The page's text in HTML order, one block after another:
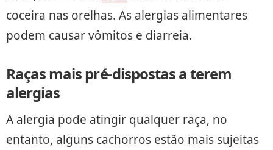
coceira nas orelhas. As alergias alimentares
podem causar vômitos e diarreia.
Raças mais pré-dispostas a terem
alergias
A alergia pode atingir qualquer raça, no
entanto, alguns cachorros estão mais sujeitas